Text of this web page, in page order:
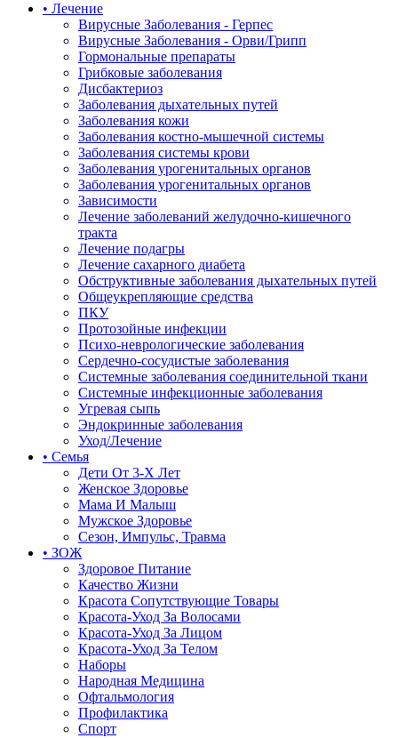
• Лечение
Вирусные Заболевания - Герпес
Вирусные Заболевания - Орви/Грипп
Гормональные препараты
Грибковые заболевания
Дисбактериоз
Заболевания дыхательных путей
Заболевания кожи
Заболевания костно-мышечной системы
Заболевания системы крови
Заболевания урогенитальных органов
Заболевания урогенитальных органов
Зависимости
Лечение заболеваний желудочно-кишечного
тракта
Лечение подагры
Лечение сахарного диабета
Обструктивные заболевания дыхательных путей
Общеукрепляющие средства
ПКУ
Протозойные инфекции
Психо-неврологические заболевания
Сердечно-сосудистые заболевания
Системные заболевания соединительной ткани
Системные инфекционные заболевания
Угревая сыпь
Эндокринные заболевания
Уход/Лечение
• Семья
Дети От 3-Х Лет
Женское Здоровье
Мама И Малыш
Мужское Здоровье
Сезон, Импульс, Травма
• ЗОЖ
Здоровое Питание
Качество Жизни
Красота Сопутствующие Товары
Красота-Уход За Волосами
Красота-Уход За Лицом
Красота-Уход За Телом
Наборы
Народная Медицина
Офтальмология
Профилактика
Спорт